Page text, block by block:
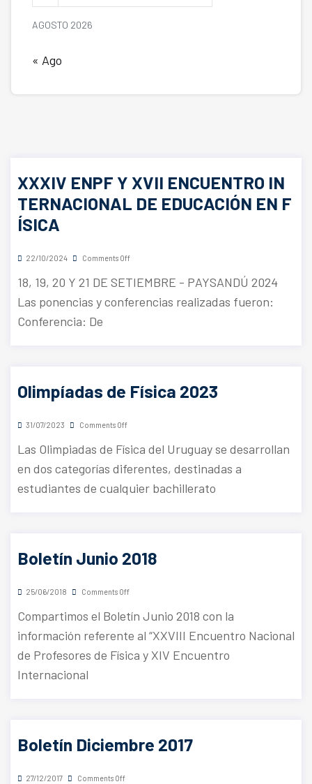
AGOSTO 2026
« Ago
XXXIV ENPF Y XVII ENCUENTRO IN
TERNACIONAL DE EDUCACIÓN EN F
ÍSICA
22/10/2024 Comments Off
18, 19, 20 Y 21 DE SETIEMBRE - PAYSANDÚ 2024
Las ponencias y conferencias realizadas fueron:
Conferencia: De
Olimpíadas de Física 2023
31/07/2023 Comments Off
Las Olimpiadas de Física del Uruguay se desarrollan
en dos categorías diferentes, destinadas a
estudiantes de cualquier bachillerato
Boletín Junio 2018
25/06/2018 Comments Off
Compartimos el Boletín Junio 2018 con la
información referente al “XXVIII Encuentro Nacional
de Profesores de Física y XIV Encuentro
Internacional
Boletín Diciembre 2017
27/12/2017 Comments Off